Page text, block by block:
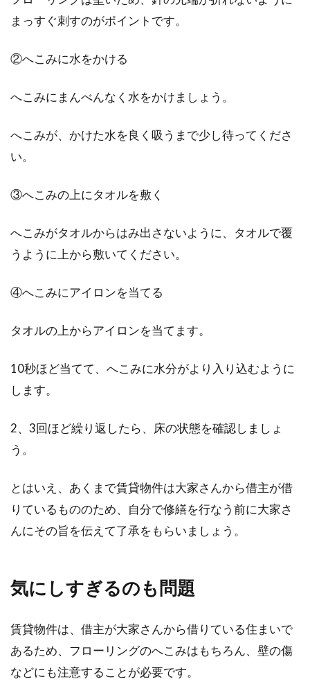
まっすぐ刺すのがポイントです。
②へこみに水をかける
へこみにまんべんなく水をかけましょう。
へこみが、かけた水を良く吸うまで少し待ってくださ
い。
③へこみの上にタオルを敷く
へこみがタオルからはみ出さないように、タオルで覆
うように上から敷いてください。
④へこみにアイロンを当てる
タオルの上からアイロンを当てます。
10秒ほど当てて、へこみに水分がより入り込むように
します。
2、3回ほど繰り返したら、床の状態を確認しましょ
う。
とはいえ、あくまで賃貸物件は大家さんから借主が借
りているもののため、自分で修繕を行なう前に大家さ
んにその旨を伝えて了承をもらいましょう。
気にしすぎるのも問題
賃貸物件は、借主が大家さんから借りている住まいで
あるため、フローリングのへこみはもちろん、壁の傷
などにも注意することが必要です。